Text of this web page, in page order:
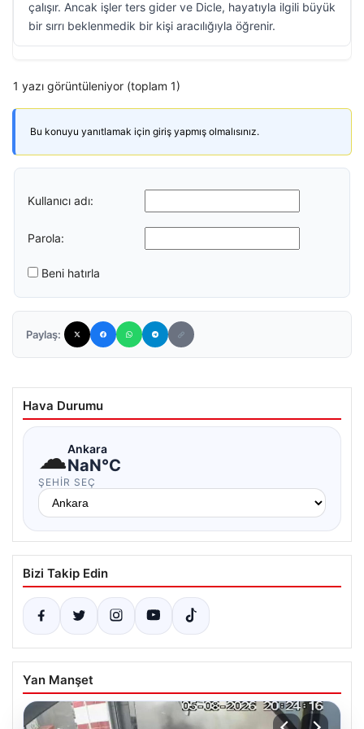
çalışır. Ancak işler ters gider ve Dicle, hayatıyla ilgili büyük
bir sırrı beklenmedik bir kişi aracılığıyla öğrenir.
1 yazı görüntüleniyor (toplam 1)
Bu konuyu yanıtlamak için giriş yapmış olmalısınız.
Kullanıcı adı:
Parola:
Beni hatırla
Paylaş:
Hava Durumu
☁Ankara
NaN°C
ŞEHIR SEÇ
Bizi Takip Edin
Yan Manşet